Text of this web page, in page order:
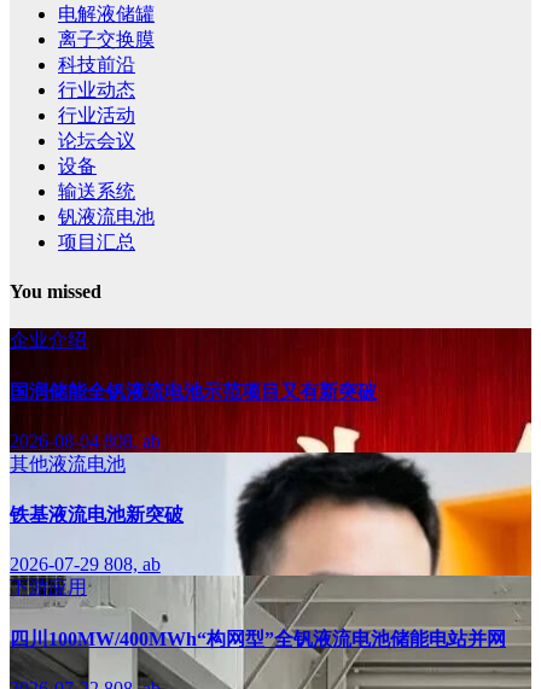
电解液储罐
离子交换膜
科技前沿
行业动态
行业活动
论坛会议
设备
输送系统
钒液流电池
项目汇总
You missed
企业介绍
国润储能全钒液流电池示范项目又有新突破
2026-08-04 808, ab
其他液流电池
铁基液流电池新突破
2026-07-29 808, ab
下游应用
四川100MW/400MWh“构网型”全钒液流电池储能电站并网